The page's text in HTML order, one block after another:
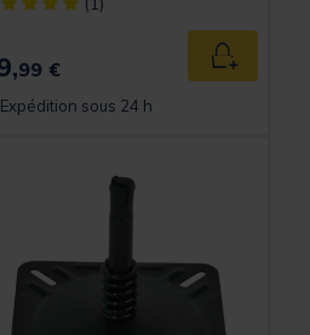
panier
99 € Ajouter
Expédition sous 24 h